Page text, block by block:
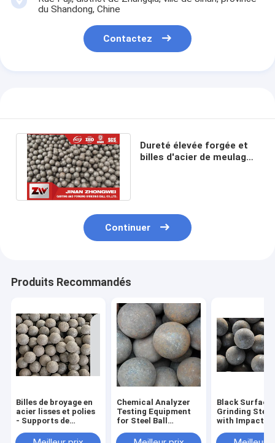
du Shandong, Chine
Contactez
Dureté élevée forgée et
billes d'acier de meulage
Continuer
Produits Recommandés
Billes de broyage en
acier lisses et polies
- Supports de
production de
Chemical Analyzer
Testing Equipment
for Steel Ball
Line Forging And
Black Surface
Grinding Steel
with Impact
J/cm2 and